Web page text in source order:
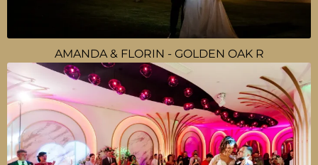
AMANDA & FLORIN - GOLDEN OAK R